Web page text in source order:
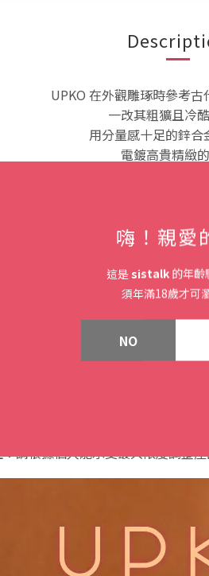
UPKO 在外觀雕琢時參考
一改其粗獷且冷
用分量感十足的鋅合
電鍍高貴精緻
賦予產品外觀一種有機
手夾條帶有一
與人體骨骼完
請根據個人能承受最大限度調整
嗨！親愛
這是sistalk 的年齡
須年滿18歲才可
NO